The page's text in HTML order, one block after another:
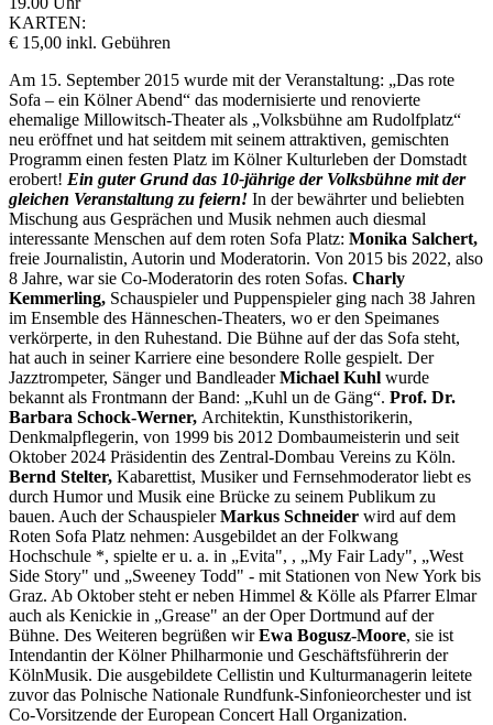
KARTEN:
€ 15,00 inkl. Gebühren
Am 15. September 2015 wurde mit der Veranstaltung: „Das rote
Sofa – ein Kölner Abend“ das modernisierte und renovierte
ehemalige Millowitsch-Theater als „Volksbühne am Rudolfplatz“
neu eröffnet und hat seitdem mit seinem attraktiven, gemischten
Programm einen festen Platz im Kölner Kulturleben der Domstadt
erobert! Ein guter Grund das 10-jährige der Volksbühne mit der
gleichen Veranstaltung zu feiern! In der bewährter und beliebten
Mischung aus Gesprächen und Musik nehmen auch diesmal
interessante Menschen auf dem roten Sofa Platz: Monika Salchert,
freie Journalistin, Autorin und Moderatorin. Von 2015 bis 2022, also
8 Jahre, war sie Co-Moderatorin des roten Sofas. Charly
Kemmerling, Schauspieler und Puppenspieler ging nach 38 Jahren
im Ensemble des Hänneschen-Theaters, wo er den Speimanes
verkörperte, in den Ruhestand. Die Bühne auf der das Sofa steht,
hat auch in seiner Karriere eine besondere Rolle gespielt. Der
Jazztrompeter, Sänger und BandleaderMichael Kuhl wurde
bekannt als Frontmann der Band: „Kuhl un de Gäng“. Prof. Dr.
Barbara Schock-Werner, Architektin, Kunsthistorikerin,
Denkmalpflegerin, von 1999 bis 2012 Dombaumeisterin und seit
Oktober 2024 Präsidentin des Zentral-Dombau Vereins zu Köln.
Bernd Stelter, Kabarettist, Musiker und Fernsehmoderator liebt es
durch Humor und Musik eine Brücke zu seinem Publikum zu
bauen. Auch der SchauspielerMarkus Schneider wird auf dem
Roten Sofa Platz nehmen: Ausgebildet an der Folkwang
Hochschule *, spielte er u. a. in „Evita", , „My Fair Lady", „West
Side Story" und „Sweeney Todd" - mit Stationen von New York bis
Graz. Ab Oktober steht er neben Himmel & Kölle als Pfarrer Elmar
auch als Kenickie in „Grease" an der Oper Dortmund auf der
Bühne. Des Weiteren begrüßen wirEwa Bogusz-Moore, sie ist
Intendantin der Kölner Philharmonie und Geschäftsführerin der
KölnMusik. Die ausgebildete Cellistin und Kulturmanagerin leitete
zuvor das Polnische Nationale Rundfunk-Sinfonieorchester und ist
Co-Vorsitzende der European Concert Hall Organization.